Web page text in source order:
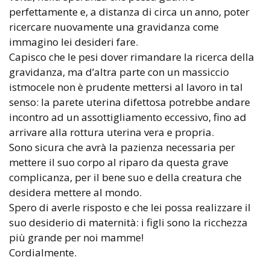
perfettamente e, a distanza di circa un anno, poter
ricercare nuovamente una gravidanza come
immagino lei desideri fare.
Capisco che le pesi dover rimandare la ricerca della
gravidanza, ma d’altra parte con un massiccio
istmocele non è prudente mettersi al lavoro in tal
senso: la parete uterina difettosa potrebbe andare
incontro ad un assottigliamento eccessivo, fino ad
arrivare alla rottura uterina vera e propria.
Sono sicura che avrà la pazienza necessaria per
mettere il suo corpo al riparo da questa grave
complicanza, per il bene suo e della creatura che
desidera mettere al mondo.
Spero di averle risposto e che lei possa realizzare il
suo desiderio di maternità: i figli sono la ricchezza
più grande per noi mamme!
Cordialmente.